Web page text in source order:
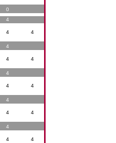
0
4
4 4
4
4 4
4
4 4
4
4 4
4
4 4